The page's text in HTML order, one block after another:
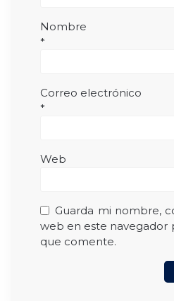
Nombre
*
Correo electrónico
*
Web
Guarda mi nombre,
web en este navegador
que comente.